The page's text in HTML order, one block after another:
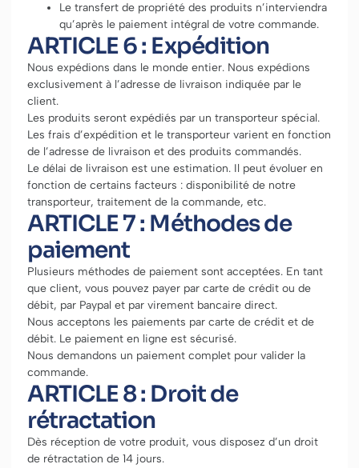
Le transfert de propriété des produits n’interviendra
qu’après le paiement intégral de votre commande.
ARTICLE 6 : Expédition
Nous expédions dans le monde entier. Nous expédions
exclusivement à l’adresse de livraison indiquée par le
client.
Les produits seront expédiés par un transporteur spécial.
Les frais d’expédition et le transporteur varient en fonction
de l’adresse de livraison et des produits commandés.
Le délai de livraison est une estimation. Il peut évoluer en
fonction de certains facteurs : disponibilité de notre
transporteur, traitement de la commande, etc.
ARTICLE 7 : Méthodes de
paiement
Plusieurs méthodes de paiement sont acceptées. En tant
que client, vous pouvez payer par carte de crédit ou de
débit, par Paypal et par virement bancaire direct.
Nous acceptons les paiements par carte de crédit et de
débit. Le paiement en ligne est sécurisé.
Nous demandons un paiement complet pour valider la
commande.
ARTICLE 8 : Droit de
rétractation
Dès réception de votre produit, vous disposez d’un droit
de rétractation de 14 jours.